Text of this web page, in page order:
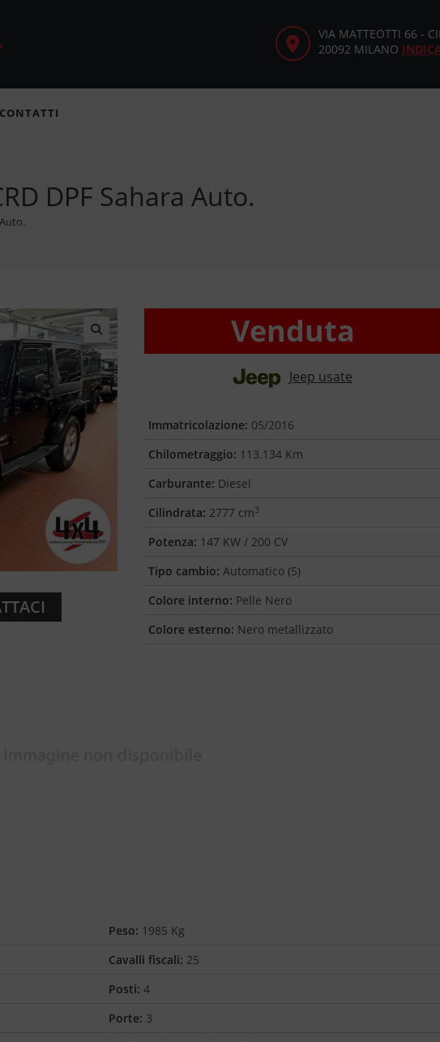
VIA MATTEOTTI 66 -
20092 MILANO
CONTATTI
DPF Sahara Auto.
🔍
Venduta
Jeep usate
Immatricolazione: 05/2016
Chilometraggio: 113.134 Km
Carburante: Diesel
Cilindrata: 2777 cm3
Potenza: 147 KW / 200 CV
Tipo cambio: Automatico (5)
Colore interno: Pelle Nero
Colore esterno: Nero metallizzato
Peso: 1985 Kg
Cavalli fiscali: 25
Posti: 4
Porte: 3